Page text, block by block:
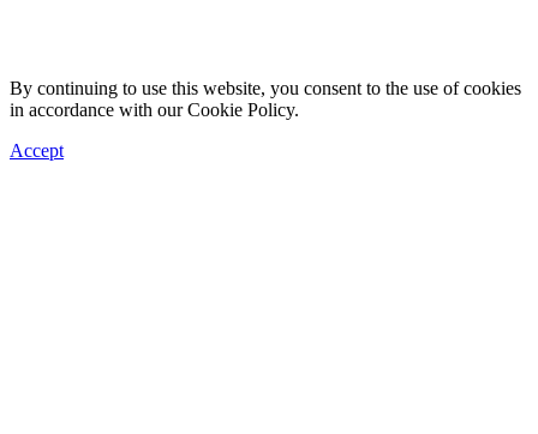
By continuing to use this website, you consent to the use of cookies
in accordance with our Cookie Policy.
Accept